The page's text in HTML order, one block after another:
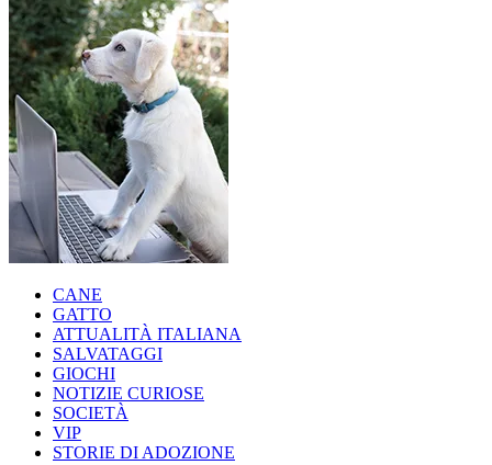
CANE
GATTO
ATTUALITÀ ITALIANA
SALVATAGGI
GIOCHI
NOTIZIE CURIOSE
SOCIETÀ
VIP
STORIE DI ADOZIONE